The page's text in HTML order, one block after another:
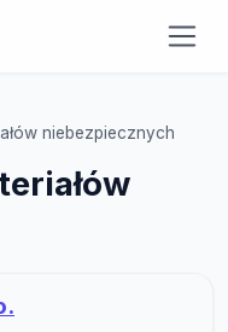
niebezpiecznych